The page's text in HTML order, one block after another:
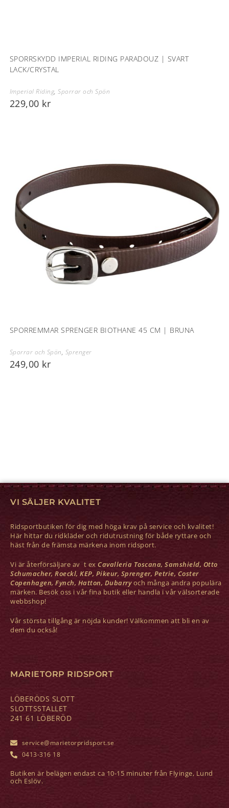
SPORRSKYDD IMPERIAL RIDING PARADOUZ | SVART
LACK/CRYSTAL
Imperial Riding,Sporrar och Spön
229,00 kr
SPORREMMAR SPRENGER BIOTHANE 45 CM | BRUNA
Sporrar och Spön, Sprenger
249,00 kr
VI SÄLJER KVALITET
Ridsportbutiken för dig med höga krav på service och kvalitet!
Här hittar du ridkläder och ridutrustning för både ryttare och
häst från de främsta märkena inom ridsport.
Vi är återförsäljare av t ex Cavalleria Toscana, Samshield, Otto
Schumacher, Roeckl, KEP, Pikeur, Sprenger, Petrie, Coster
Copenhagen, Fynch, Hatton, Dubarryoch många andra populära
märken. Besök oss i vår fina butik eller handla i vår välsorterade
webbshop!
Vår största tillgång är nöjda kunder! Välkommen att bli en av
dem du också!
MARIETORP RIDSPORT
LÖBERÖDS SLOTT
SLOTTSSTALLET
241 61 LÖBERÖD
service@marietorpridsport.se
0413-316 18
Butiken är belägen endast ca 10-15 minuter från Flyinge, Lund
och Eslöv.